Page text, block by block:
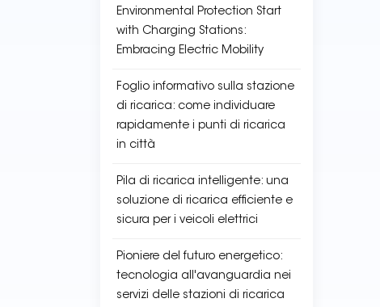
Environmental Protection Start
with Charging Stations:
Embracing Electric Mobility
Foglio informativo sulla stazione
di ricarica: come individuare
rapidamente i punti di ricarica
in città
Pila di ricarica intelligente: una
soluzione di ricarica efficiente e
sicura per i veicoli elettrici
Pioniere del futuro energetico:
tecnologia all'avanguardia nei
servizi delle stazioni di ricarica